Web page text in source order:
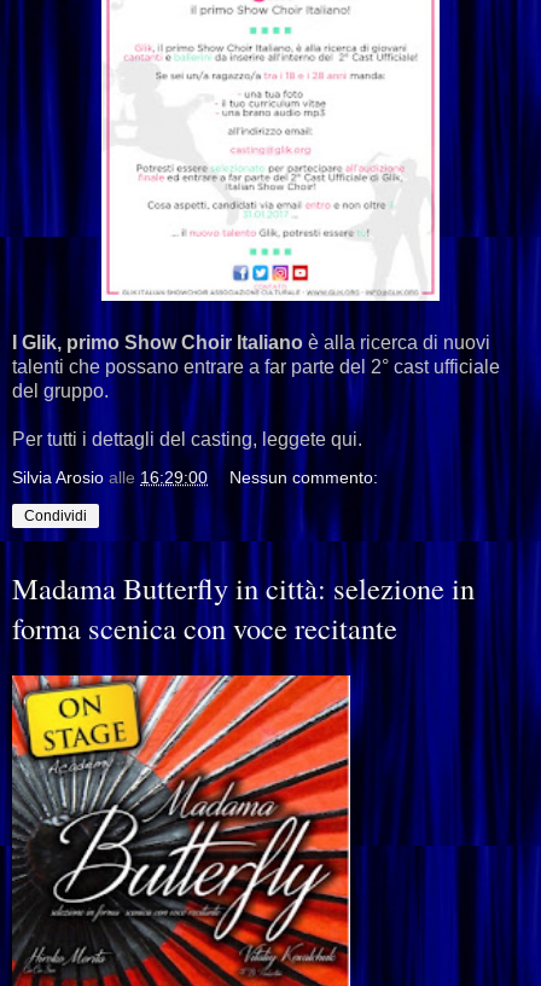
I Glik, primo Show Choir Italiano è alla ricerca di nuovi
talenti che possano entrare a far parte del 2° cast ufficiale
del gruppo.
Per tutti i dettagli del casting, leggete qui.
Silvia Arosio alle 16:29:00 Nessun commento:
Condividi
Madama Butterfly in città: selezione in
forma scenica con voce recitante